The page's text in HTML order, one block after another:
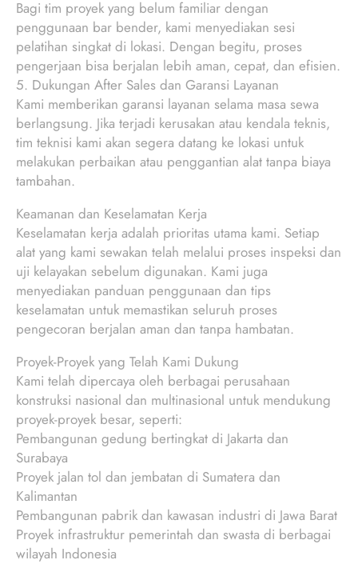
Bagi tim proyek yang belum familiar dengan
penggunaan bar bender, kami menyediakan sesi
pelatihan singkat di lokasi. Dengan begitu, proses
pengerjaan bisa berjalan lebih aman, cepat, dan efisien.
5. Dukungan After Sales dan Garansi Layanan
Kami memberikan garansi layanan selama masa sewa
berlangsung. Jika terjadi kerusakan atau kendala teknis,
tim teknisi kami akan segera datang ke lokasi untuk
melakukan perbaikan atau penggantian alat tanpa biaya
tambahan.
Keamanan dan Keselamatan Kerja
Keselamatan kerja adalah prioritas utama kami. Setiap
alat yang kami sewakan telah melalui proses inspeksi dan
uji kelayakan sebelum digunakan. Kami juga
menyediakan panduan penggunaan dan tips
keselamatan untuk memastikan seluruh proses
pengecoran berjalan aman dan tanpa hambatan.
Proyek-Proyek yang Telah Kami Dukung
Kami telah dipercaya oleh berbagai perusahaan
konstruksi nasional dan multinasional untuk mendukung
proyek-proyek besar, seperti:
Pembangunan gedung bertingkat di Jakarta dan
Surabaya
Proyek jalan tol dan jembatan di Sumatera dan
Kalimantan
Pembangunan pabrik dan kawasan industri di Jawa Barat
Proyek infrastruktur pemerintah dan swasta di berbagai
wilayah Indonesia